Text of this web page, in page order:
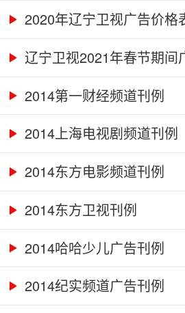
2020年辽宁卫视广告价格
辽宁卫视2021年春节期间
2014第一财经频道刊例
2014上海电视剧频道刊例
2014东方电影频道刊例
2014东方卫视刊例
2014哈哈少儿广告刊例
2014纪实频道广告刊例